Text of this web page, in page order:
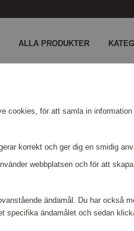
ALLA PRODUKTER
cookies, för att samla in
korrekt och ger dig en smidig
webbplatsen och för att
ändamål. Du har också
specifika ändamålet och sedan